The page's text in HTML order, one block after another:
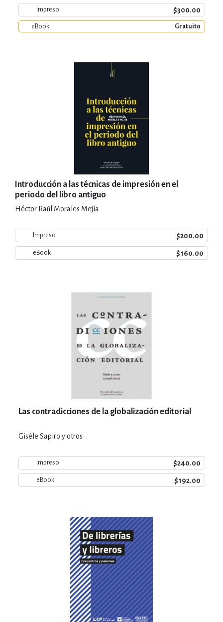
Impreso $300.00
eBook Gratuito
Introducción a las técnicas de impresión en el
periodo del libro antiguo
Héctor Raúl Morales Mejía
Impreso $200.00
eBook $160.00
Las contradicciones de la globalización editorial
Gisèle Sapiro y otros
Impreso $240.00
eBook $192.00